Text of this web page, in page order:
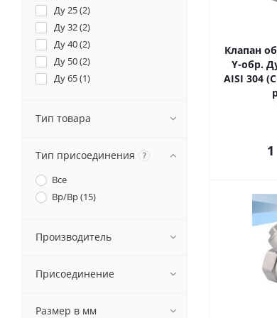
Клапан
Y-обр.
AISI 304
Ду 25 (2)
Ду 32 (2)
Ду 40 (2)
Ду 50 (2)
Ду 65 (1)
Тип товара
Тип присоединения ?
Все
Вр/Вр (15)
Производитель
Присоединение
Размер в мм